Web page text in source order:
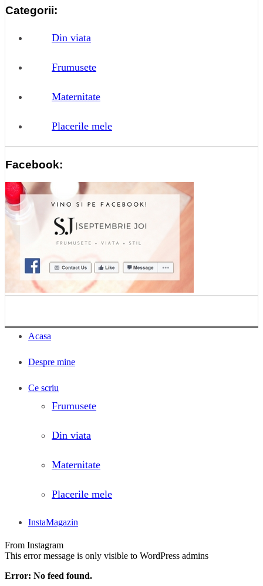
Categorii:
Din viata
Frumusete
Maternitate
Placerile mele
Facebook:
Acasa
Despre mine
Ce scriu
Frumusete
Din viata
Maternitate
Placerile mele
InstaMagazin
From Instagram
This error message is only visible to WordPress admins
Error: No feed found.